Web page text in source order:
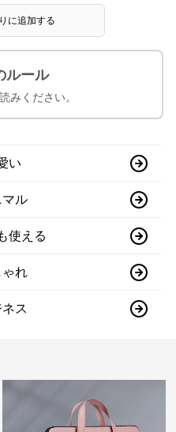
に追加する
ルール
みください。
い
マル
使える
ゃれ
ネス